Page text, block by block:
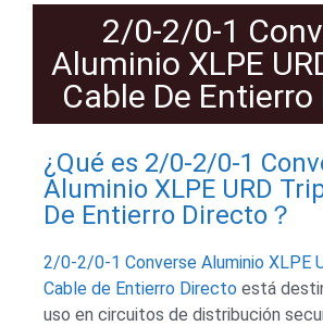
2/0-2/0-1
Aluminio XLPE
Cable De
¿Qué es 2/0-2/0-1
Aluminio XLPE URD
De Entierro Directo？
2/0-2/0-1 Converse Aluminio XLPE
Cable de Entierro Directo está
uso en circuitos de distribución